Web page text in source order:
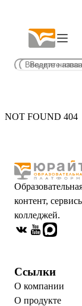
NOT FOUND 404
контент,
колледжей.
Ссылки
О компании
О продукте